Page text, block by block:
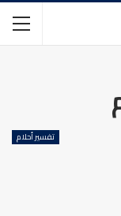
تفسير أحلام